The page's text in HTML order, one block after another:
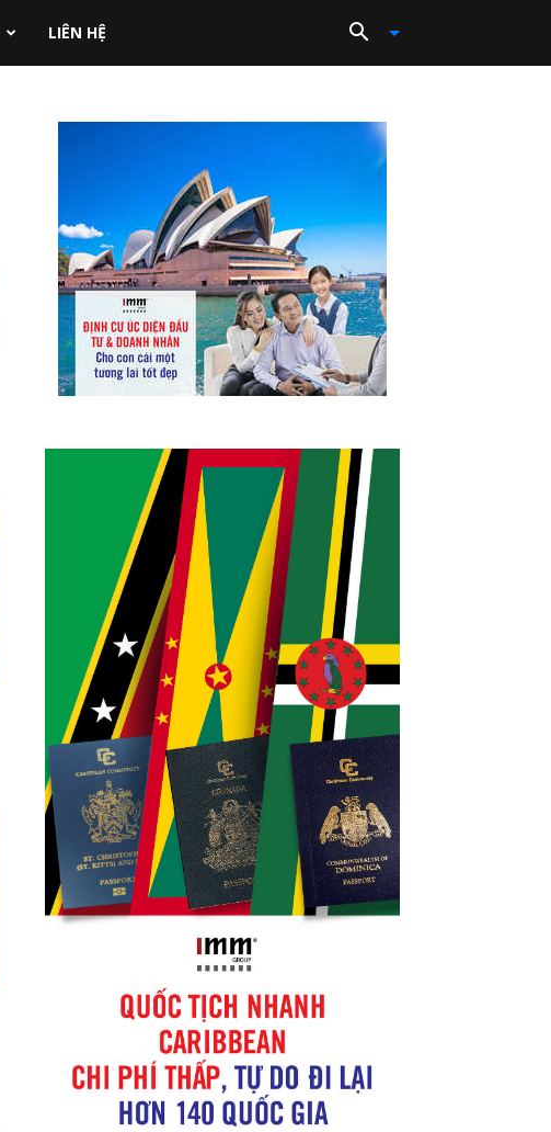
LIÊN HỆ